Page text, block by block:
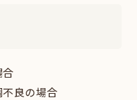
良の場合